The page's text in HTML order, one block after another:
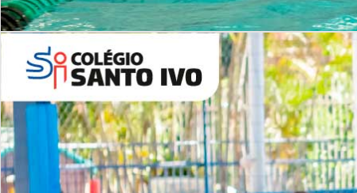
Período Integral | Saiba mais
Lista de vídeos